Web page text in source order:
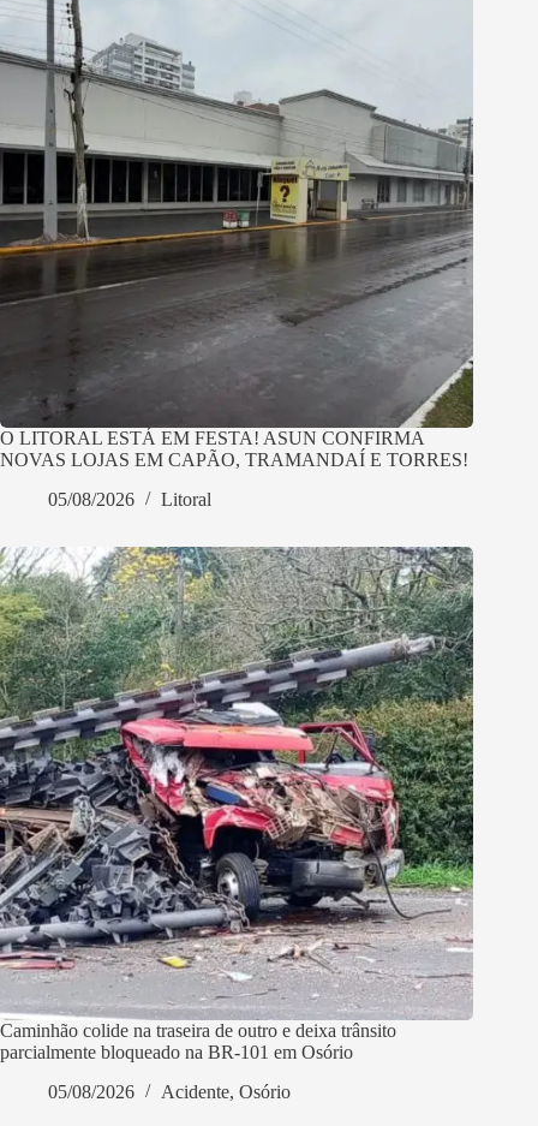
O LITORAL ESTÁ EM FESTA! ASUN CONFIRMA
NOVAS LOJAS EM CAPÃO, TRAMANDAÍ E TORRES!
05/08/2026
Litoral
Caminhão colide na traseira de outro e deixa trânsito
parcialmente bloqueado na BR-101 em Osório
05/08/2026
Acidente, Osório